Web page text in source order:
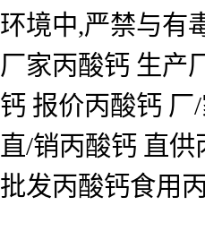
环境中,严禁与有
厂家丙酸钙 生产
钙 报价丙酸钙 厂
直/销丙酸钙 直
批发丙酸钙食用